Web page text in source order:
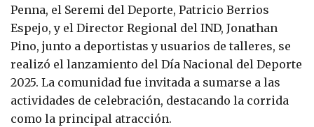
Penna, el Seremi del Deporte, Patricio Berrios
Espejo, y el Director Regional del IND, Jonathan
Pino, junto a deportistas y usuarios de talleres, se
realizó el lanzamiento del Día Nacional del Deporte
2025. La comunidad fue invitada a sumarse a las
actividades de celebración, destacando la corrida
como la principal atracción.